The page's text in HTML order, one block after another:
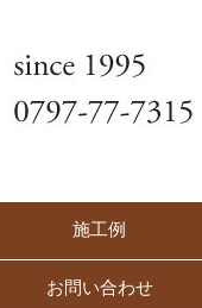
施工例
お問い合わせ